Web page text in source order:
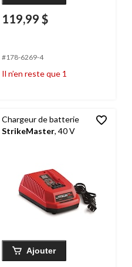
119,99 $
#178-6269-4
Il n’en reste que 1
Chargeur de batterie
StrikeMaster, 40 V
Ajouter